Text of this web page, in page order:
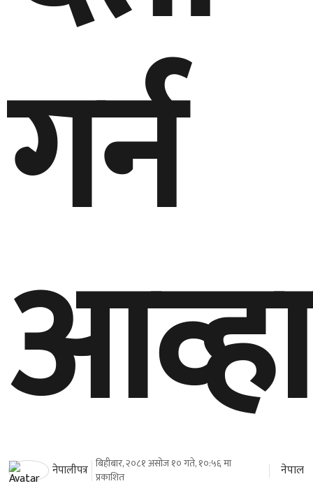
गर्न
नेपालीपत्र बिहीबार, २०८१ असोज १० गते, १०:५६ मा
प्रकाशित
नेपाल